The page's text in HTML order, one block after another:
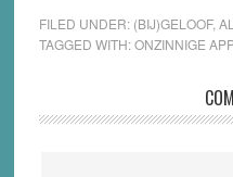
FILED UNDER: (BIJ)GELOOF,
TAGGED WITH:ONZINNIGE
Interactions